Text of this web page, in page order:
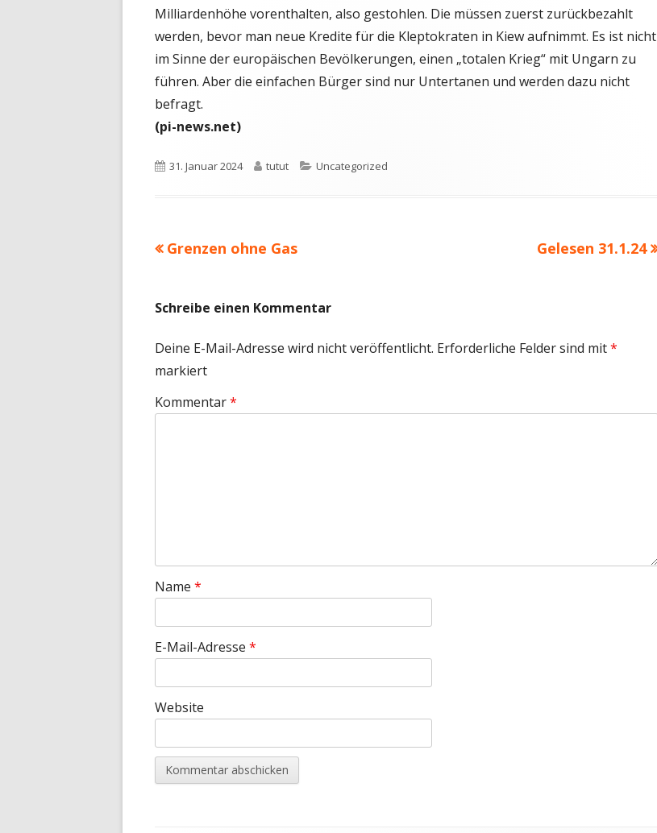
Milliardenhöhe vorenthalten, also gestohlen. Die müssen zuerst zurückbezahlt
werden, bevor man neue Kredite für die Kleptokraten in Kiew aufnimmt. Es ist nicht
im Sinne der europäischen Bevölkerungen, einen „totalen Krieg“ mit Ungarn zu
führen. Aber die einfachen Bürger sind nur Untertanen und werden dazu nicht
befragt.
(pi-news.net)
Veröffentlicht
31. Januar 2024 Autor
tutut Kategorien
Uncategorized
Beitragsnavigation
Vorheriger
Grenzen ohne Gas
Nächster
Gelesen 31.1.24
Schreibe einen Kommentar
Deine E-Mail-Adresse wird nicht veröffentlicht. Erforderliche Felder sind mit*
markiert
Kommentar*
Name *
E-Mail-Adresse *
Website